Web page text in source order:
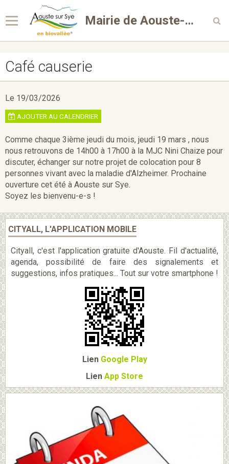
Mairie de Aouste-sur-Sye
Café causerie
Le 19/03/2026
AJOUTER AU CALENDRIER
Comme chaque 3ième jeudi du mois, jeudi 19 mars , nous
nous retrouvons de 14h00 à 17h00 à la MJC Nini Chaize pour
discuter, échanger sur notre projet de colocation pour 8
personnes vivant avec la maladie d'Alzheimer. Prochaine
ouverture cet été à Aouste sur Sye.
Soyez les bienvenu-e-s !
CITYALL, L'APPLICATION MOBILE
Cityall, c'est l'application gratuite d'Aouste. Fil d'actualité,
agenda, possibilité de faire des signalements et
suggestions, infos pratiques... Tout sur votre smartphone !
Lien Google Play
Lien App Store